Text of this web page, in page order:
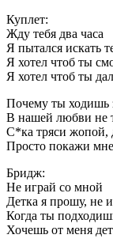
Куплет:
Жду тебя два часа
Я пытался искать
Я хотел чтоб ты
Я хотел чтоб ты
Почему ты ходишь
В нашей любви не
С*ка тряси жопой,
Просто покажи
Бридж:
Не играй со мной
Детка я прошу, не
Когда ты
Хочешь от меня